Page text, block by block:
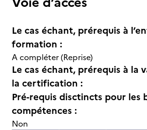
Le cas échant, prérequis à
formation :
A compléter (Reprise)
Le cas échant, prérequis à la
la certification :
Pré-requis disctincts pour les
compétences :
Non